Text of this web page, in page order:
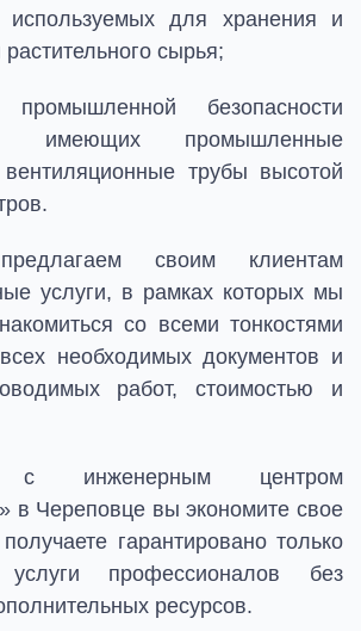
используемых для хранения и
сырья;
промышленной безопасности
имеющих промышленные
трубы высотой
своим клиентам
услуги, в рамках которых мы
со всеми тонкостями
необходимых документов и
работ, стоимостью и
с инженерным центром
в Череповце вы экономите свое
гарантировано только
услуги профессионалов без
ресурсов.